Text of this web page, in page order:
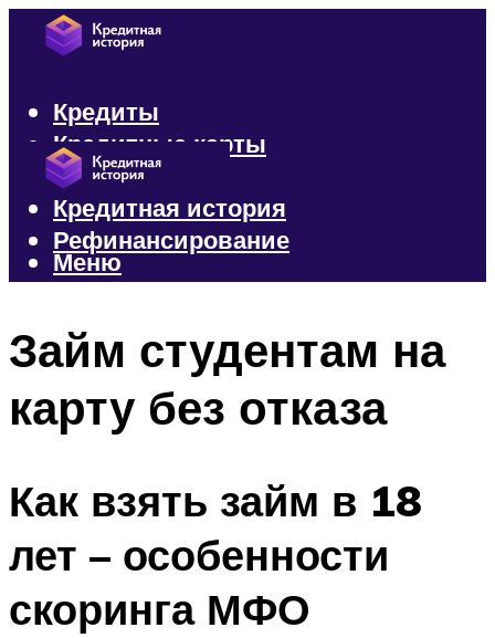
Кредиты
Кредитные карты
Микрозаймы
Кредитная история
Рефинансирование
Меню
Займ студентам на
карту без отказа
Как взять займ в 18
лет – особенности
скоринга МФО